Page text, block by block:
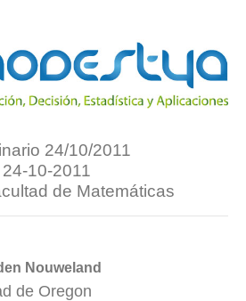
24/10/2011
24-10-2011
de Matemáticas
Nouweland
de Oregon